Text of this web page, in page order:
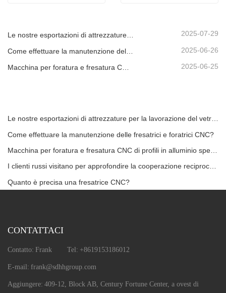
2025-07-29
2025-06-26
2025-06-25
Le nostre esportazioni di attrezzature per la lavorazione del vetro isolante hanno raggiunto nuovi massimi, contribuendo allo sviluppo di edifici ecosostenibili in tutto il mondo.
Come effettuare la manutenzione delle fresatrici e foratrici CNC?
I clienti russi visitano per approfondire la cooperazione reciprocamente vantaggiosa
Quanto è precisa una fresatrice CNC?
CONTATTACI
Contatto: Frank Tel: +8619153186012
E-mail: frank@sdhhgroup.com
Aggiungere: 409-12, Block AB, Century Fortune Center, a ovest di